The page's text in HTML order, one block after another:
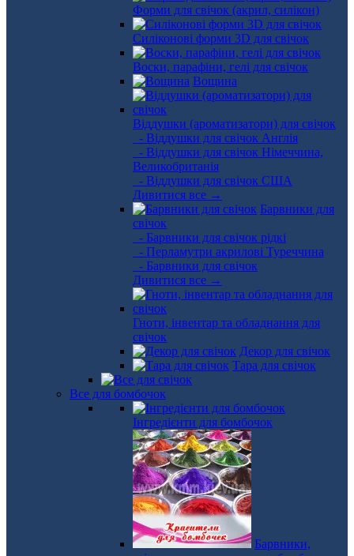
Форми для свічок (акрил, силікон)
Силіконові форми 3D для свічок
Воски, парафіни, гелі для свічок
Вощина
Віддушки (ароматизатори) для свічок
- Віддушки для свічок Англія
- Віддушки для свічок Німеччина,
Великобританія
- Віддушки для свічок США
Дивитися все →
Барвники для
свічок
- Барвники для свічок рідкі
- Перламутри акрилові Туреччина
- Барвники для свічок
Дивитися все →
Гноти, інвентар та обладнання для
свічок
Декор для свічок
Тара для свічок
Все для бомбочок
Інгредієнти для бомбочок
Барвники,